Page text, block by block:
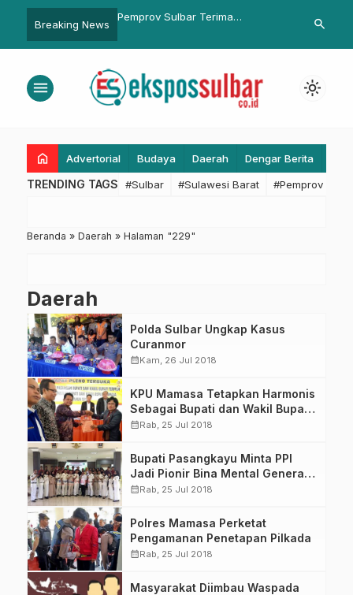
Breaking News
Pembukaan POPNAS
XI di
Pemprov Sulbar Terima
Jepang, Rencana Pasang Alat
Perizinan
Peta Probis
search
menu light_mode
home Advertorial Budaya Daerah Dengar Berita
TRENDING TAGS #Sulbar #Sulawesi Barat #Pemprov
Beranda » Daerah » Halaman "229"
Daerah
Polda Sulbar Ungkap Kasus
Curanmor
calendar_monthKam, 26 Jul 2018
KPU Mamasa Tetapkan Harmonis
Sebagai Bupati dan Wakil Bupati
Terpilih
calendar_monthRab, 25 Jul 2018
Bupati Pasangkayu Minta PPI
Jadi Pionir Bina Mental Generasi
Muda
calendar_monthRab, 25 Jul 2018
Polres Mamasa Perketat
Pengamanan Penetapan Pilkada
calendar_monthRab, 25 Jul 2018
Masyarakat Diimbau Waspada